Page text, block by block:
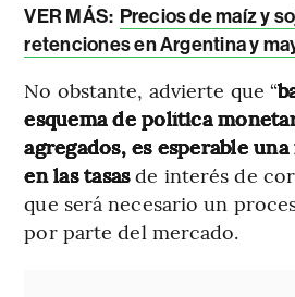
VER MÁS: Precios de maíz y
retenciones en Argentina y
No obstante, advierte que “
esquema de política
agregados, es esperable
en las tasasde interés de
que será necesario un
por parte del mercado.